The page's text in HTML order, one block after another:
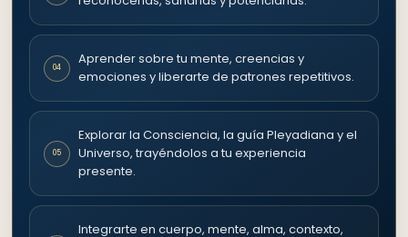
04
Aprender sobre tu mente, creencias y
emociones y liberarte de patrones repetitivos.
05
Explorar la Consciencia, la guía Pleyadiana y el
Universo, trayéndolos a tu experiencia
presente.
Integrarte en cuerpo, mente, alma, contexto,